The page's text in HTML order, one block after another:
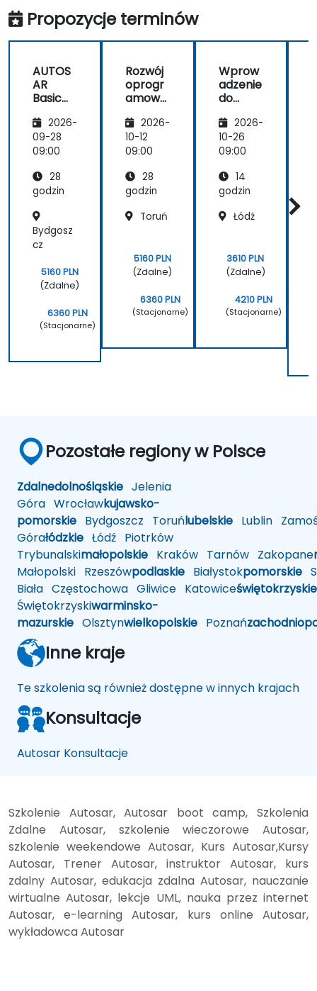
Propozycje terminów
AUTOS
AR
Basic
e - A2026-
09-28
09:00
28
godzin
Bydgosz
cz
5160 PLN
(Zdalne)
6360 PLN
(Stacjonarne)
Rozwój
oprogr
amowa
motory
zacyjne
go z
AR:
Platfor
klasycz
cyjne
2026-
10-12
09:00
28
godzin
Toruń
5160 PLN
(Zdalne)
6360 PLN
(Stacjonarne)
Wprow
adzenie
do
–
Przeglą
d
ogii
2026-
10-26
09:00
14
godzin
Łódź
3610 PLN
(Zdalne)
4210 PLN
(Stacjonarne)
Pozostałe regiony w Polsce
Zdalnedolnośląskie Jelenia
Góra Wrocławkujawsko-
pomorskie Bydgoszcz Toruńlubelskie Lublin
Górałódzkie Łódź Piotrków
Trybunalskimałopolskie Kraków Tarnów Zakopane
Małopolski Rzeszówpodlaskie Białystokpomorskie
Biała Częstochowa Gliwice Katowiceświętokrzyskie
Świętokrzyskiwarminsko-
mazurskie Olsztynwielkopolskie Poznań
Inne kraje
Te szkolenia są również dostępne w innych krajach
Konsultacje
Autosar Konsultacje
Szkolenie Autosar, Autosar boot camp, Szkolenia
Zdalne Autosar, szkolenie wieczorowe Autosar,
szkolenie weekendowe Autosar, Kurs Autosar,Kursy
Autosar, Trener Autosar, instruktor Autosar, kurs
zdalny Autosar, edukacja zdalna Autosar, nauczanie
wirtualne Autosar, lekcje UML, nauka przez internet
Autosar, e-learning Autosar, kurs online Autosar,
wykładowca Autosar